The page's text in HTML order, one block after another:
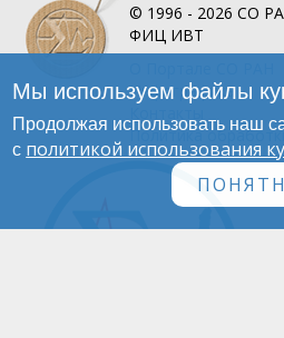
© 1996 - 2026 СО
ФИЦ ИВТ
Инфографика
Политика
Мы используем файлы
Продолжая использовать наш
с политикой использования